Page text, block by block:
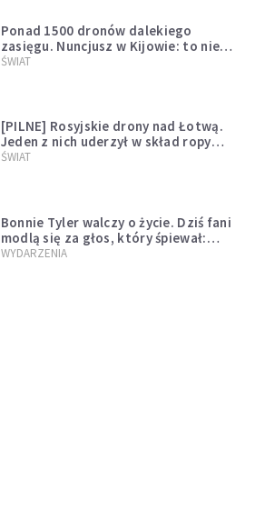
Ponad 1500 dronów dalekiego
zasięgu. Nuncjusz w Kijowie: to nie
wygląda na wolę zakończenia wojny
ŚWIAT
[PILNE] Rosyjskie drony nad Łotwą.
Jeden z nich uderzył w skład ropy
naftowej
ŚWIAT
Bonnie Tyler walczy o życie. Dziś fani
modlą się za głos, który śpiewał:
"Lord, help me"
WYDARZENIA